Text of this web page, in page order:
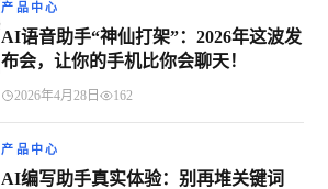
产品中心
AI语音助手“神仙打架”：2026年这波发
布会，让你的手机比你会聊天！
2026年4月28日 162
产品中心
AI编写助手真实体验：别再堆关键词